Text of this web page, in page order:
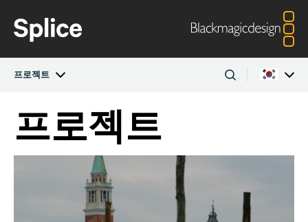
프로젝트
최신판
프로젝트
Argentina
Austria Brazil
Canada
프로젝트